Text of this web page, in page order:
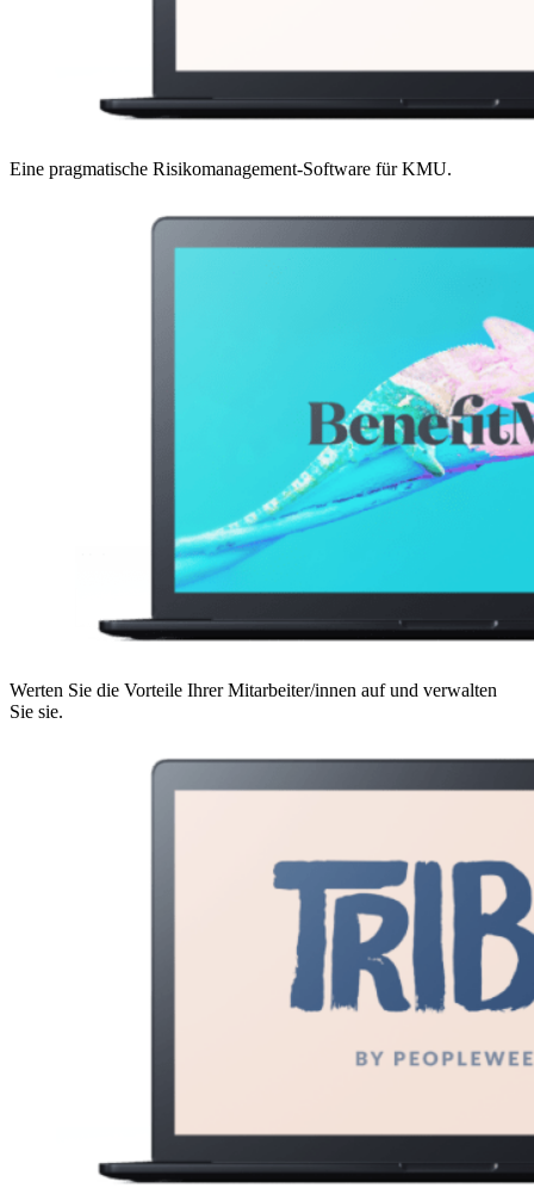
Eine pragmatische Risikomanagement-Software für KMU.
Werten Sie die Vorteile Ihrer Mitarbeiter/innen auf und verwalten
Sie sie.